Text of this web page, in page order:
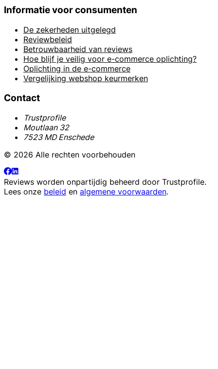
Informatie voor consumenten
De zekerheden uitgelegd
Reviewbeleid
Betrouwbaarheid van reviews
Hoe blijf je veilig voor e-commerce oplichting?
Oplichting in de e-commerce
Vergelijking webshop keurmerken
Contact
Trustprofile
Moutlaan 32
7523 MD Enschede
© 2026 Alle rechten voorbehouden
Reviews worden onpartijdig beheerd door Trustprofile.
Lees onze beleid en algemene voorwaarden.